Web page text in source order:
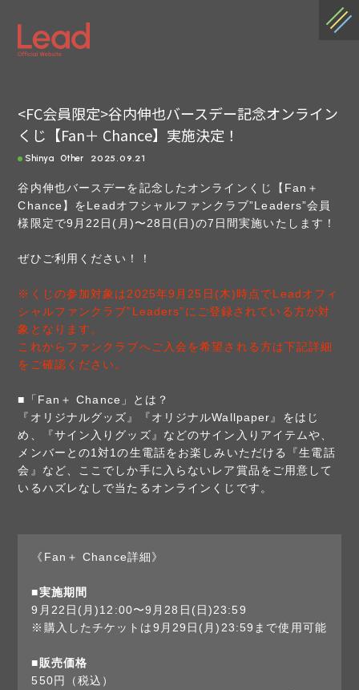
<FC会員限定>谷内伸也バースデー記念オンライン
くじ【Fan＋ Chance】実施決定！
Shinya Other 2025.09.21
谷内伸也バースデーを記念したオンラインくじ【Fan＋
Chance】をLeadオフシャルファンクラブ”Leaders”会員
様限定で9月22日(月)〜28日(日)の7日間実施いたします！
ぜひご利用ください！！
※くじの参加対象は2025年9月25日(木)時点でLeadオフィ
シャルファンクラブ”Leaders”にご登録されている方が対
象となります。
これからファンクラブへご入会を希望される方は下記詳細
をご確認ください。
■「Fan＋ Chance」とは？
『オリジナルグッズ』『オリジナルWallpaper』をはじ
め、『サイン入りグッズ』などのサイン入りアイテムや、
メンバーとの1対1の生電話をお楽しみいただける『生電話
会』など、ここでしか手に入らないレア賞品をご用意して
いるハズレなしで当たるオンラインくじです。
《Fan＋ Chance詳細》
■実施期間
9月22日(月)12:00〜9月28日(日)23:59
※購入したチケットは9月29日(月)23:59まで使用可能
■販売価格
550円（税込）